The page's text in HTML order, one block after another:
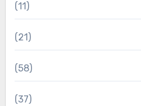
(11)
(21)
(58)
(37)